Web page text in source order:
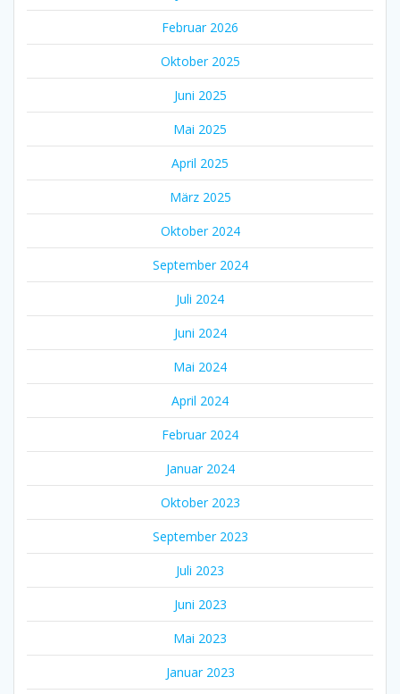
Februar 2026
Oktober 2025
Juni 2025
Mai 2025
April 2025
März 2025
Oktober 2024
September 2024
Juli 2024
Juni 2024
Mai 2024
April 2024
Februar 2024
Januar 2024
Oktober 2023
September 2023
Juli 2023
Juni 2023
Mai 2023
Januar 2023